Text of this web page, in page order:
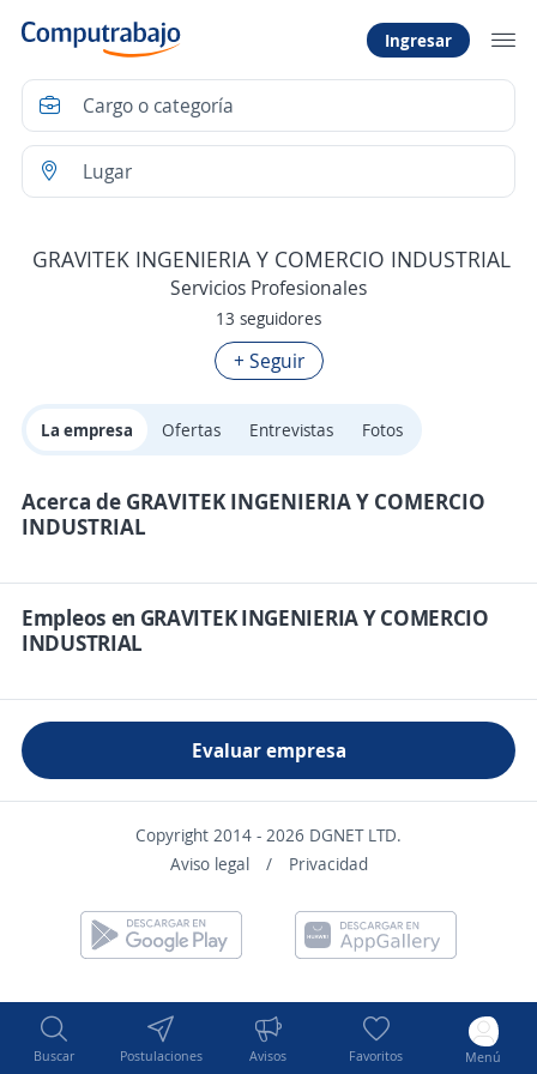
Ingresar
Buscar Postulaciones Avisos Favoritos Menú
GRAVITEK INGENIERIA Y COMERCIO INDUSTRIAL
Servicios Profesionales
13 seguidores
+ Seguir
La empresa Ofertas Entrevistas Fotos
Acerca de GRAVITEK INGENIERIA Y COMERCIO
INDUSTRIAL
Empleos en GRAVITEK INGENIERIA Y COMERCIO
INDUSTRIAL
Evaluar empresa
Copyright 2014 - 2026 DGNET LTD.
Aviso legal
/ Privacidad